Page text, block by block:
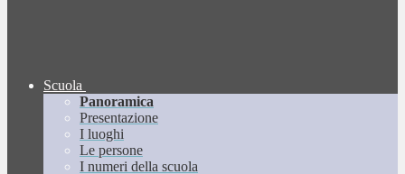
Scuola
Panoramica
Presentazione
I luoghi
Le persone
I numeri della scuola